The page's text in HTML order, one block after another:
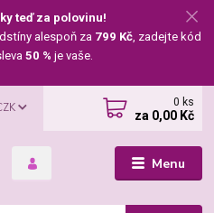
teď za polovinu!
alespoň za 799 Kč, zadejte kód
50 % je vaše.
Menu
0 ks
za 0,00 Kč